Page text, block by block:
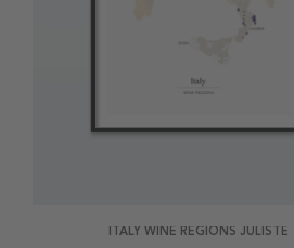
ITALY WINE REGIONS JULISTE